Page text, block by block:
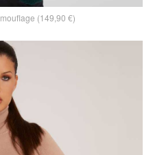
(149,90 €)